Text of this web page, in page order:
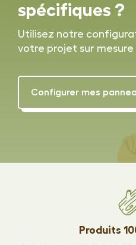
spécifiques ?
Utilisez notre
votre projet sur mesure
Configurer mes
Produits